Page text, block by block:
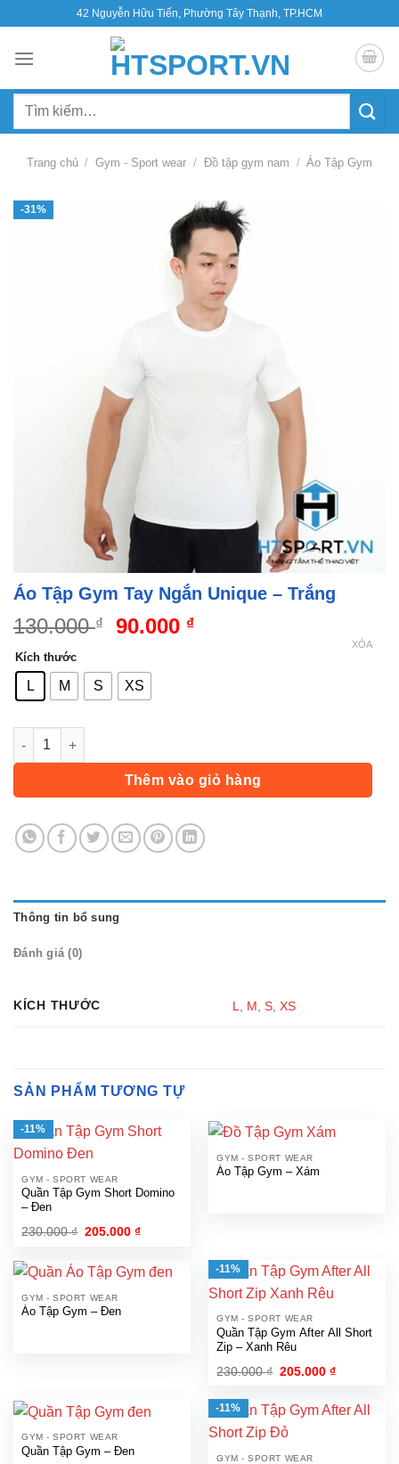
nội
42 Nguyễn Hữu Tiến, Phường Tây Thạnh, TP.HCM
Tìm
Trang chủ / Gym - Sport wear / Đồ tập gym nam / Áo Tập Gym
-31%
Áo Tập Gym Tay Ngắn Unique – Trắng
130.000₫
Giá
là:
130.000 ₫.
90.000 ₫Giá
Kích thước
L M S XS
XÓA
Áo Tập Gym Tay Ngắn Unique - Trắng số lượng
Thêm vào giỏ hàng
Thông tin bổ sung
Đánh giá (0)
KÍCH THƯỚC L, M,S,XS
SẢN PHẨM TƯƠNG TỰ
-11%
GYM - SPORT WEAR
Quần Tập Gym Short Domino
– Đen
230.000₫ Giá
230.000 ₫.
205.000₫Giá
là:
205.000 ₫.
GYM - SPORT WEAR
Áo Tập Gym – Xám
GYM - SPORT WEAR
Áo Tập Gym – Đen
-11%
GYM - SPORT WEAR
Quần Tập Gym After All Short
Zip – Xanh Rêu
230.000₫ Giá
230.000 ₫.
205.000₫Giá
là:
205.000 ₫.
GYM - SPORT WEAR
Quần Tập Gym – Đen
-11%
GYM - SPORT WEAR